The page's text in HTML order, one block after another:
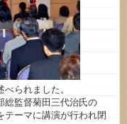
られました。
総監督菊田三代治氏の
テーマに講演が行われ閉